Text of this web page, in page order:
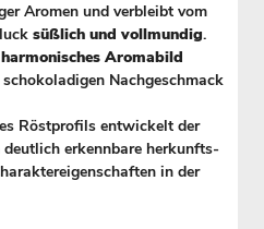
Aromen und verbleibt vom
süßlich und vollmundig.
Aromabild
Nachgeschmack
Röstprofils entwickelt der
erkennbare herkunfts-
in der